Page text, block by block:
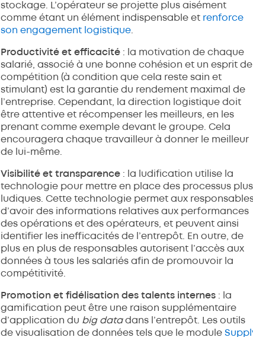
stockage. L’opérateur se projette plus aisément
comme étant un élément indispensable et renforce
son engagement logistique.
Productivité et efficacité : la motivation de chaque
salarié, associé à une bonne cohésion et un esprit de
compétition (à condition que cela reste sain et
stimulant) est la garantie du rendement maximal de
l’entreprise. Cependant, la direction logistique doit
être attentive et récompenser les meilleurs, en les
prenant comme exemple devant le groupe. Cela
encouragera chaque travailleur à donner le meilleur
de lui-même.
Visibilité et transparence : la ludification utilise la
technologie pour mettre en place des processus plus
ludiques. Cette technologie permet aux
d’avoir des informations relatives aux performances
des opérations et des opérateurs, et peuvent ainsi
identifier les inefficacités de l’entrepôt. En outre, de
plus en plus de responsables autorisent l’accès aux
données à tous les salariés afin de promouvoir la
compétitivité.
Promotion et fidélisation des talents internes : la
gamification peut être une raison supplémentaire
d’application du big datadans l’entrepôt. Les outils
de visualisation de données tels que le module